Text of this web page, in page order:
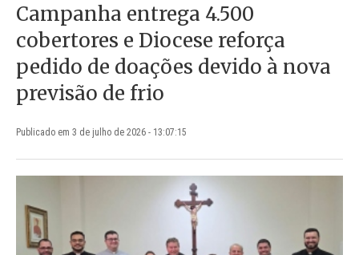
Campanha entrega 4.500
cobertores e Diocese reforça
pedido de doações devido à nova
previsão de frio
Publicado em 3 de julho de 2026 - 13:07:15